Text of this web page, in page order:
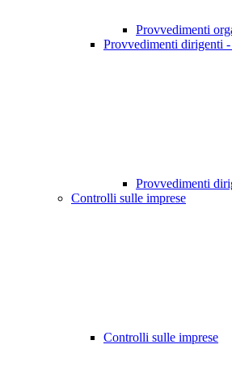
Provvedimenti
Provvedimenti dirigenti
Provvedimenti
Controlli sulle imprese
Controlli sulle imprese